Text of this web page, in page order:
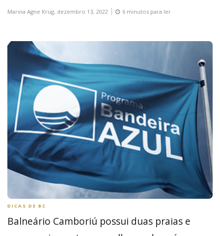
Marina Agne Krug, dezembro 13, 2022 6 minutos para ler
DICAS DE BC
Balneário Camboriú possui duas praias e